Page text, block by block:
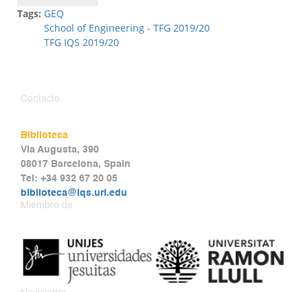
Tags: GEQ
School of Engineering - TFG 2019/20
TFG IQS 2019/20
Contacto
Biblioteca
Via Augusta, 390
08017 Barcelona, Spain
Tel: +34 932 67 20 05
biblioteca@iqs.url.edu
Miembro de